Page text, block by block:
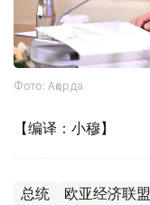
Фото: Ақорда
【编译：小穆】
总统 欧亚经济联盟